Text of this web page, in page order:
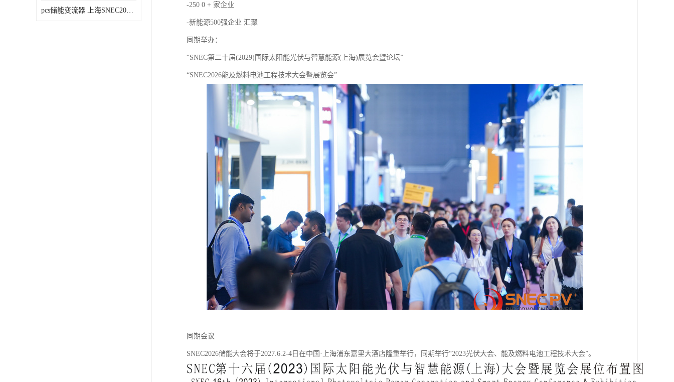
pcs储能变流器 上海SNEC2023光伏展
-250 0 + 家企业
-新能源500强企业 汇聚
同期举办：
“SNEC第二十届(2029)国际太阳能光伏与智慧能源(上海)展览会暨论坛”
“SNEC2026能及燃料电池工程技术大会暨展览会”
同期会议
SNEC2026储能大会将于2027.6.2-4日在中国·上海浦东嘉里大酒店隆重举行，同期举行“2023光伏大会、能及燃料电池工程技术大会”。